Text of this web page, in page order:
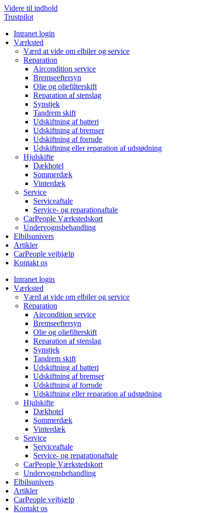
Videre til indhold
Trustpilot
Intranet login
Værksted
Værd at vide om elbiler og service
Reparation
Aircondition service
Bremseeftersyn
Olie og oliefilterskift
Reparation af stenslag
Synstjek
Tandrem skift
Udskiftning af batteri
Udskiftning af bremser
Udskiftning af forrude
Udskiftning eller reparation af udstødning
Hjulskifte
Dækhotel
Sommerdæk
Vinterdæk
Service
Serviceaftale
Service- og reparationaftale
CarPeople Værkstedskort
Undervognsbehandling
Elbilsunivers
Artikler
CarPeople vejhjælp
Kontakt os
Intranet login
Værksted
Værd at vide om elbiler og service
Reparation
Aircondition service
Bremseeftersyn
Olie og oliefilterskift
Reparation af stenslag
Synstjek
Tandrem skift
Udskiftning af batteri
Udskiftning af bremser
Udskiftning af forrude
Udskiftning eller reparation af udstødning
Hjulskifte
Dækhotel
Sommerdæk
Vinterdæk
Service
Serviceaftale
Service- og reparationaftale
CarPeople Værkstedskort
Undervognsbehandling
Elbilsunivers
Artikler
CarPeople vejhjælp
Kontakt os